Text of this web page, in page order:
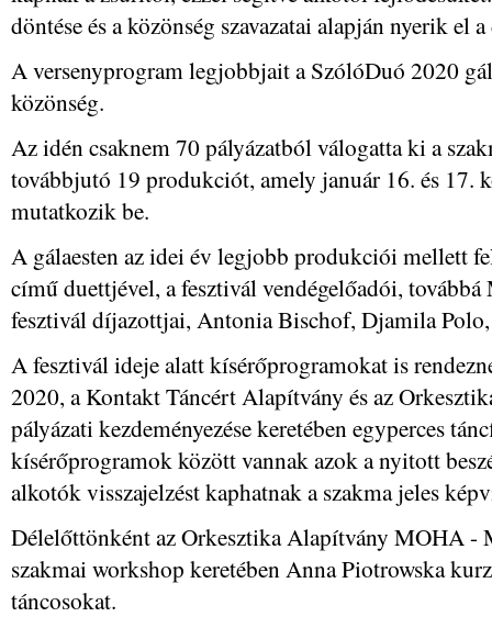
döntése és a közönség szavazatai alapján nyerik el
A versenyprogram legjobbjait a SzólóDuó 2020
közönség.
Az idén csaknem 70 pályázatból válogatta ki a
továbbjutó 19 produkciót, amely január 16. és 17.
mutatkozik be.
A gálaesten az idei év legjobb produkciói mellett
című duettjével, a fesztivál vendégelőadói,
fesztivál díjazottjai, Antonia Bischof, Djamila
A fesztivál ideje alatt kísérőprogramokat is
2020, a Kontakt Táncért Alapítvány és az
pályázati kezdeményezése keretében egyperces
kísérőprogramok között vannak azok a nyitott
alkotók visszajelzést kaphatnak a szakma jeles
Délelőttönként az Orkesztika Alapítvány MOHA -
szakmai workshop keretében Anna Piotrowska
táncosokat.